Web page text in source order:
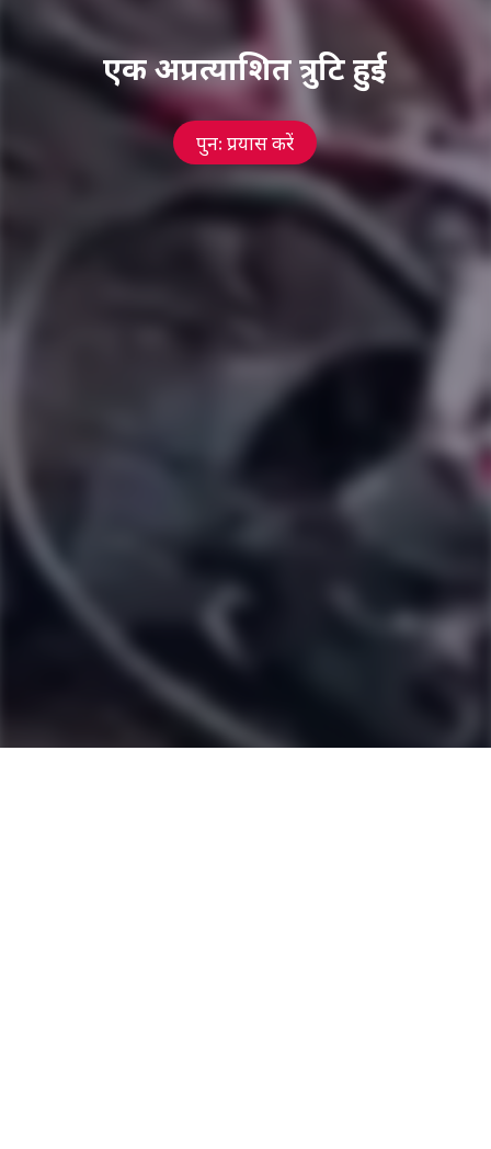
एक अप्रत्याशित त्रुटि हुई
पुनः प्रयास करें